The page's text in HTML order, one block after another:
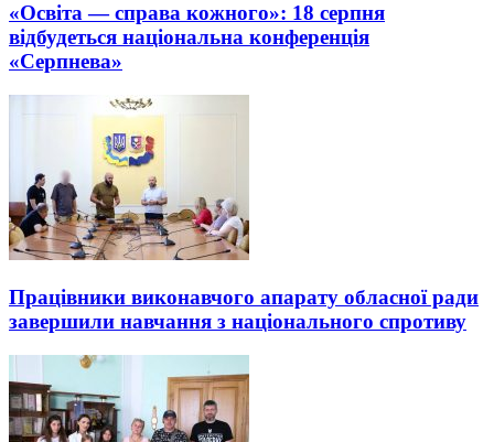
«Освіта — справа кожного»: 18 серпня
відбудеться національна конференція
«Серпнева»
Працівники виконавчого апарату обласної ради
завершили навчання з національного спротиву